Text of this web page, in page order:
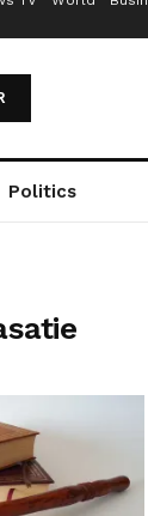
Politics